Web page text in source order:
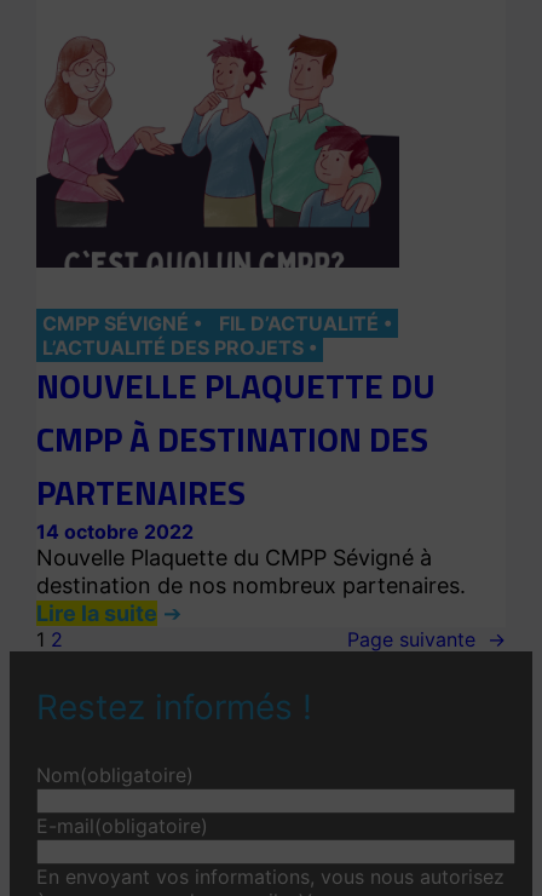
CMPP SÉVIGNÉ
FIL D’ACTUALITÉ
L’ACTUALITÉ DES PROJETS
NOUVELLE PLAQUETTE DU
CMPP À DESTINATION DES
PARTENAIRES
14 octobre 2022
Nouvelle Plaquette du CMPP Sévigné à
destination de nos nombreux partenaires.
Lire la suite
1 2 Page suivante →
Restez informés !
Nom(obligatoire)
E-mail(obligatoire)
En envoyant vos informations, vous nous autorisez